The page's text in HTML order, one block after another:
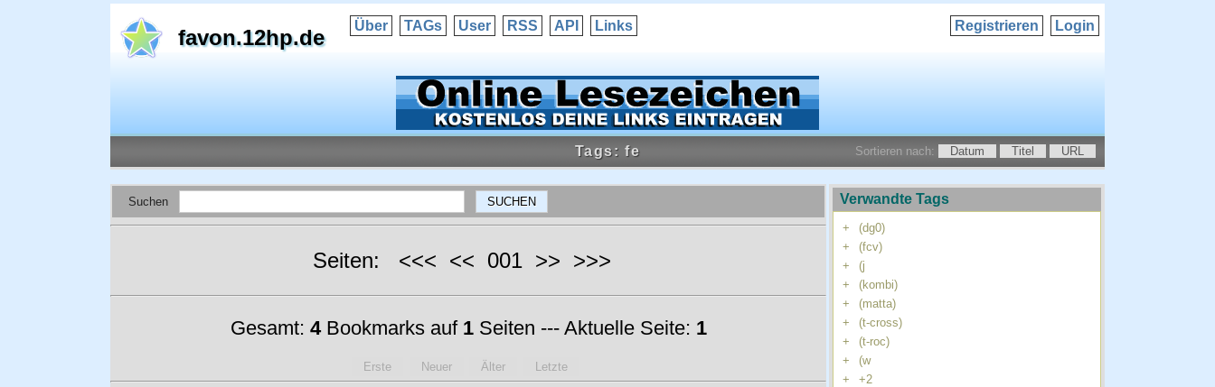
favon.12hp.de Über TAGs User RSS API Links Login
Registrieren
Tags: fe Sortieren nach: Datum Titel URL
Suchen
Seiten: <<< << 001 >> >>>
Gesamt: 4Bookmarks auf 1Seiten --- Aktuelle Seite: 1
Erste Neuer Älter Letzte
Verwandte Tags
+
(dg0)
+
(fcv)
+
(j
+
(kombi)
+
(matta)
+
(t-cross)
+
(t-roc)
+
(w
+
+2